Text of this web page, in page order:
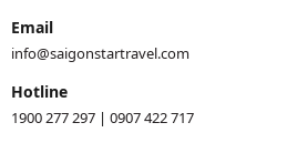
Email
info@saigonstartravel.com
Hotline
1900 277 297 | 0907 422 717